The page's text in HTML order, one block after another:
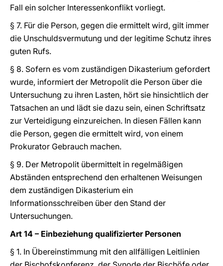
Fall ein solcher Interessenkonflikt vorliegt.
§ 7. Für die Person, gegen die ermittelt wird, gilt immer
die Unschuldsvermutung und der legitime Schutz ihres
guten Rufs.
§ 8. Sofern es vom zuständigen Dikasterium gefordert
wurde, informiert der Metropolit die Person über die
Untersuchung zu ihren Lasten, hört sie hinsichtlich der
Tatsachen an und lädt sie dazu sein, einen Schriftsatz
zur Verteidigung einzureichen. In diesen Fällen kann
die Person, gegen die ermittelt wird, von einem
Prokurator Gebrauch machen.
§ 9. Der Metropolit übermittelt in regelmäßigen
Abständen entsprechend den erhaltenen Weisungen
dem zuständigen Dikasterium ein
Informationsschreiben über den Stand der
Untersuchungen.
Art 14 – Einbeziehung qualifizierter Personen
§ 1. In Übereinstimmung mit den allfälligen Leitlinien